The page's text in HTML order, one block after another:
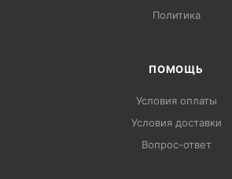
Политика
ПОМОЩЬ
Условия оплаты
Условия доставки
Вопрос-ответ